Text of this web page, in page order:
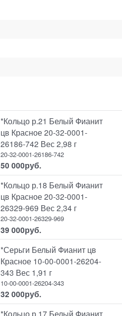
*Кольцо р.21 Белый Фианит
цв Красное 20-32-0001-
26186-742 Вес 2,98 г
20-32-0001-26186-742
50 000руб.
*Кольцо р.18 Белый Фианит
цв Красное 20-32-0001-
26329-969 Вес 2,34 г
20-32-0001-26329-969
39 000руб.
*Серьги Белый Фианит цв
Красное 10-00-0001-26204-
343 Вес 1,91 г
10-00-0001-26204-343
32 000руб.
*Кольцо р.17 Белый Фианит